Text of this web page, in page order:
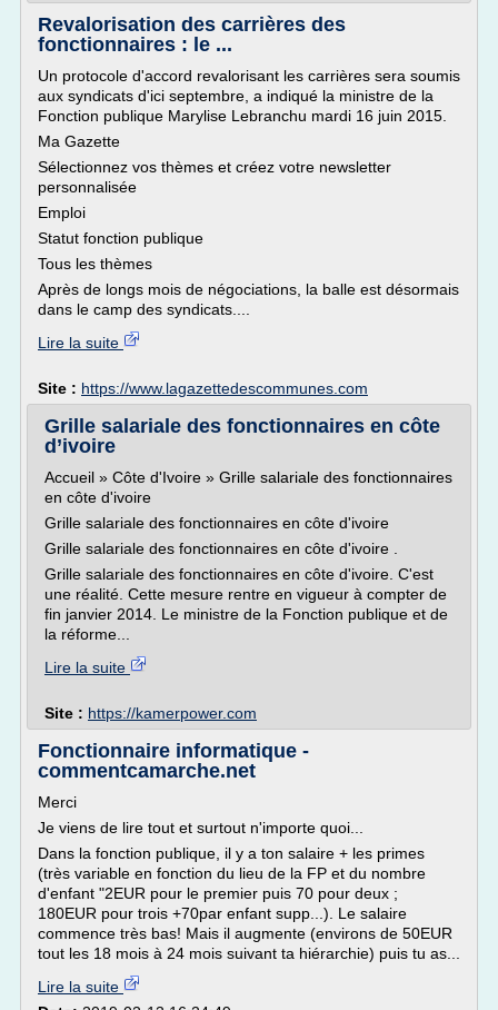
Revalorisation des carrières des
fonctionnaires : le ...
Un protocole d'accord revalorisant les carrières sera soumis
aux syndicats d'ici septembre, a indiqué la ministre de la
Fonction publique Marylise Lebranchu mardi 16 juin 2015.
Ma Gazette
Sélectionnez vos thèmes et créez votre newsletter
personnalisée
Emploi
Statut fonction publique
Tous les thèmes
Après de longs mois de négociations, la balle est désormais
dans le camp des syndicats....
Lire la suite
Site : https://www.lagazettedescommunes.com
Grille salariale des fonctionnaires en côte
d’ivoire
Accueil » Côte d'Ivoire » Grille salariale des fonctionnaires
en côte d'ivoire
Grille salariale des fonctionnaires en côte d'ivoire
Grille salariale des fonctionnaires en côte d'ivoire .
Grille salariale des fonctionnaires en côte d'ivoire. C'est
une réalité. Cette mesure rentre en vigueur à compter de
fin janvier 2014. Le ministre de la Fonction publique et de
la réforme...
Lire la suite
Site : https://kamerpower.com
Fonctionnaire informatique -
commentcamarche.net
Merci
Je viens de lire tout et surtout n'importe quoi...
Dans la fonction publique, il y a ton salaire + les primes
(très variable en fonction du lieu de la FP et du nombre
d'enfant "2EUR pour le premier puis 70 pour deux ;
180EUR pour trois +70par enfant supp...). Le salaire
commence très bas! Mais il augmente (environs de 50EUR
tout les 18 mois à 24 mois suivant ta hiérarchie) puis tu as...
Lire la suite